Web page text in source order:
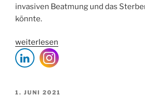
invasiven Beatmung und das
könnte.
„Anakinra
(IL-
1R-
bei
weiterlesen
VERÖFFENTLICHT
1. JUNI 2021